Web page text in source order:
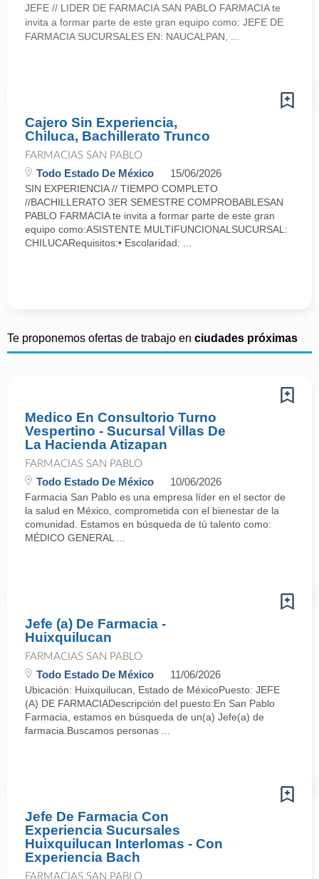
JEFE // LIDER DE FARMACIA SAN PABLO FARMACIA te
invita a formar parte de este gran equipo como: JEFE DE
FARMACIA SUCURSALES EN: NAUCALPAN, ...
Cajero Sin Experiencia,
Chiluca, Bachillerato Trunco
FARMACIAS SAN PABLO
Todo Estado De México 15/06/2026
SIN EXPERIENCIA // TIEMPO COMPLETO
//BACHILLERATO 3ER SEMESTRE COMPROBABLESAN
PABLO FARMACIA te invita a formar parte de este gran
equipo como:ASISTENTE MULTIFUNCIONALSUCURSAL:
CHILUCARequisitos:• Escolaridad: ...
Te proponemos ofertas de trabajo en ciudades próximas
Medico En Consultorio Turno
Vespertino - Sucursal Villas De
La Hacienda Atizapan
FARMACIAS SAN PABLO
Todo Estado De México 10/06/2026
Farmacia San Pablo es una empresa líder en el sector de
la salud en México, comprometida con el bienestar de la
comunidad. Estamos en búsqueda de tú talento como:
MÉDICO GENERAL ...
Jefe (a) De Farmacia -
Huixquilucan
FARMACIAS SAN PABLO
Todo Estado De México 11/06/2026
Ubicación: Huixquilucan, Estado de MéxicoPuesto: JEFE
(A) DE FARMACIADescripción del puesto:En San Pablo
Farmacia, estamos en búsqueda de un(a) Jefe(a) de
farmacia.Buscamos personas ...
Jefe De Farmacia Con
Experiencia Sucursales
Huixquilucan Interlomas - Con
Experiencia Bach
FARMACIAS SAN PABLO